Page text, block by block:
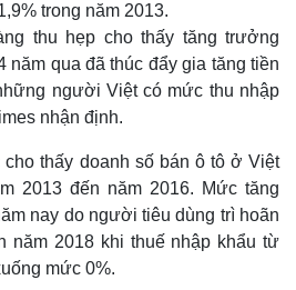
trong năm 2013.
thu hẹp cho thấy tăng trưởng
năm qua đã thúc đẩy gia tăng tiền
người Việt có mức thu nhập
nhận định.
thấy doanh số bán ô tô ở Việt
2013 đến năm 2016. Mức tăng
nay do người tiêu dùng trì hoãn
năm 2018 khi thuế nhập khẩu từ
mức 0%.